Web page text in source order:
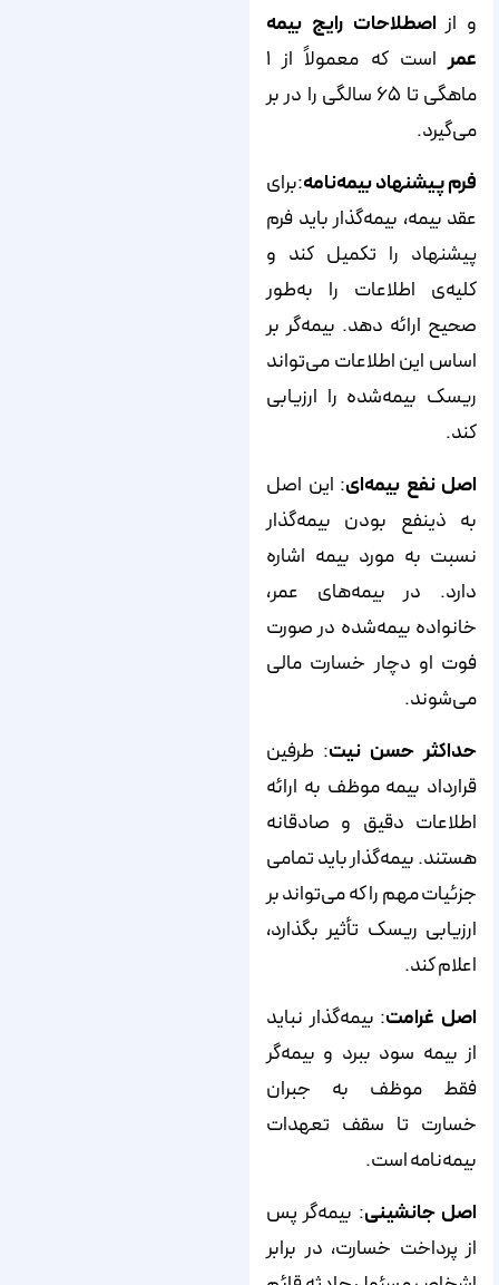
و از اصطلاحات رایج بیمه
عمر
است که معمولاً از ۱
ماهگی تا ۶۵ سالگی را در بر
می‌گیرد.
فرم پیشنهاد بیمه‌نامه:برای
عقد بیمه، بیمه‌گذار باید فرم
پیشنهاد را تکمیل کند و
کلیه‌ی اطلاعات را به‌طور
صحیح ارائه دهد. بیمه‌گر بر
اساس این اطلاعات می‌تواند
ریسک بیمه‌شده را ارزیابی
کند.
اصل نفع بیمه‌ای: این اصل
به ذینفع بودن بیمه‌گذار
نسبت به مورد بیمه اشاره
دارد. در بیمه‌های عمر،
خانواده بیمه‌شده در صورت
فوت او دچار خسارت مالی
می‌شوند.
حداکثر حسن نیت: طرفین
قرارداد بیمه موظف به ارائه
اطلاعات دقیق و صادقانه
هستند. بیمه‌گذار باید تمامی
جزئیات مهم را که می‌تواند بر
ارزیابی ریسک تأثیر بگذارد،
اعلام کند.
اصل غرامت: بیمه‌گذار نباید
از بیمه سود ببرد و بیمه‌گر
فقط موظف به جبران
خسارت تا سقف تعهدات
بیمه‌نامه است.
اصل جانشینی: بیمه‌گر پس
از پرداخت خسارت، در برابر